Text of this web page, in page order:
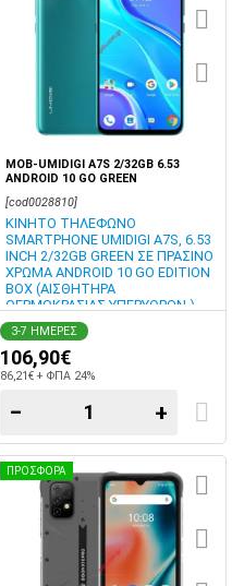
MOB-UMIDIGI A7S 2/32GB 6.53
ANDROID 10 GO GREEN
[cod0028810]
ΚΙΝΗΤΟ ΤΗΛΕΦΩΝΟ
SMARTPHONE UMIDIGI A7S, 6.53
INCH 2/32GB GREEN ΣΕ ΠΡΑΣΙΝΟ
ΧΡΩΜΑ ANDROID 10 GO EDITION
BOX (ΑΙΣΘΗΤΗΡΑ
ΘΕΡΜΟΚΡΑΣΙΑΣ ΥΠΕΡΥΘΡΩΝ )
3-7 ΗΜΕΡΕΣ
106,90€
86,21€ + ΦΠΑ 24%
− +
ΠΡΟΣΦΟΡΑ